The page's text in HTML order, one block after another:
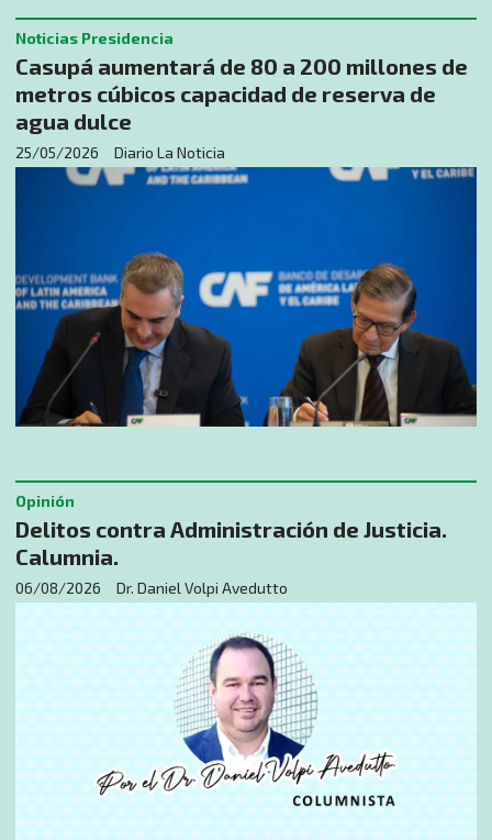
Casupá aumentará de 80 a 200 millones de
metros cúbicos capacidad de reserva de
agua dulce
Diario La Noticia
Noticias Presidencia
25/05/2026
Delitos contra Administración de Justicia.
Calumnia.
Dr. Daniel Volpi Avedutto
Opinión
06/08/2026